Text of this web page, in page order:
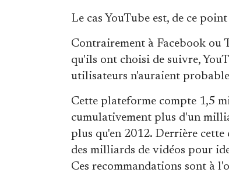
Le cas YouTube est, de ce
Contrairement à Facebook ou
qu'ils ont choisi de suivre,
utilisateurs n'auraient
Cette plateforme compte 1,5
cumulativement plus d'un
plus qu'en 2012. Derrière cette
des milliards de vidéos pour
Ces recommandations sont à